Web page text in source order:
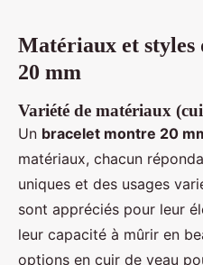
Matériaux et styles
20 mm
Variété de matériaux
Un bracelet montre 20
matériaux, chacun
uniques et des usages
sont appréciés pour leur
leur capacité à mûrir en
options en cuir de veau